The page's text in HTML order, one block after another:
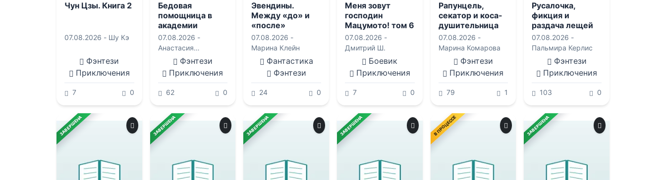
Чун Цзы. Книга 2
07.08.2026 - Шу Кэ
Фэнтези
Приключения
7 0
Бедовая
помощница в
академии
драконов
07.08.2026 -
Анастасия
Милованова
Фэнтези
Приключения
62 0
Эвендины.
Между «до» и
«после»
07.08.2026 -
Марина Клейн
Фантастика
Фэнтези
24 0
Меня зовут
господин
Мацумото! том 6
07.08.2026 -
Дмитрий Ш.
Боевик
Приключения
7 0
Рапунцель,
секатор и коса-
душительница
07.08.2026 -
Марина Комарова
Фэнтези
Приключения
79 1
Русалочка,
фикция и
раздача лещей
07.08.2026 -
Пальмира Керлис
Фэнтези
Приключения
103 0
ЗАВЕРШЕНА ЗАВЕРШЕНА ЗАВЕРШЕНА ЗАВЕРШЕНА В ПРОЦЕССЕ ЗАВЕРШЕНА